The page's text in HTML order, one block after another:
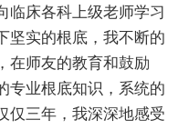
临床各科上级老师学习
坚实的根底，我不断的
在师友的教育和鼓励
专业根底知识，系统的
仅三年，我深深地感受